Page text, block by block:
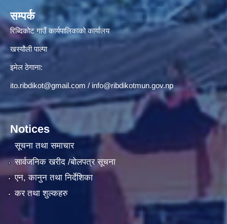
सम्पर्क
रिब्दिकोट गाउँ कार्यपालिकाको कार्यालय
खस्यौली पाल्पा
इमेल ठेगाना:
ito.ribdikot@gmail.com / info@ribdikotmun.gov.np
Notices
सूचना तथा समाचार
सार्वजनिक खरीद /बोलपत्र सूचना
एन, कानुन तथा निर्देशिका
कर तथा शुल्कहरु